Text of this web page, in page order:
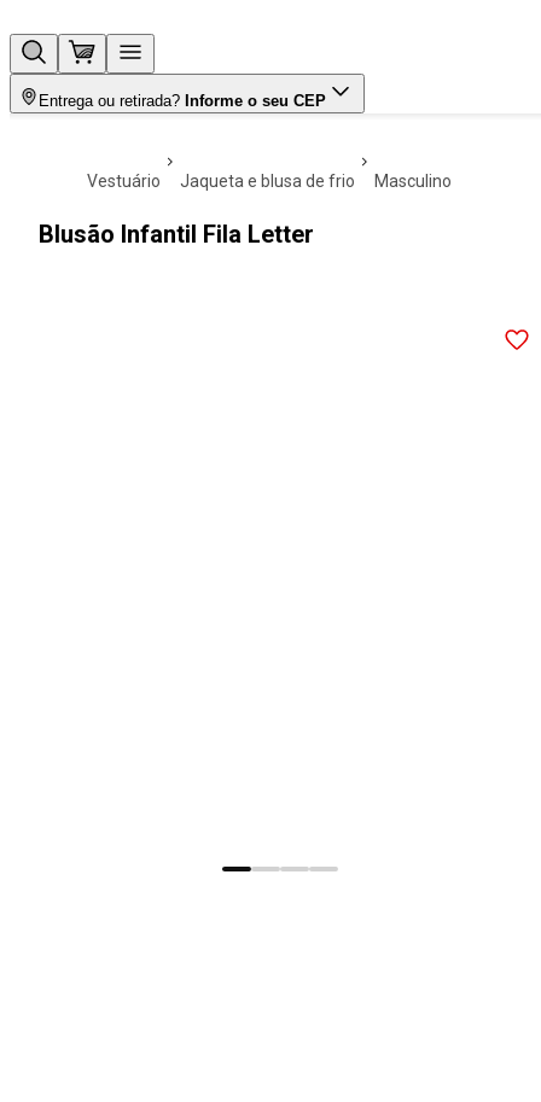
Entrega ou retirada? Informe o seu CEP
vestuário jaqueta e blusa de frio masculino
Blusão Infantil Fila Letter